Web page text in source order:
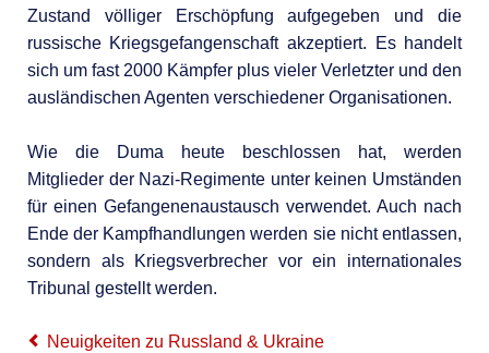
Zustand völliger Erschöpfung aufgegeben und die
russische Kriegsgefangenschaft akzeptiert. Es handelt
sich um fast 2000 Kämpfer plus vieler Verletzter und den
ausländischen Agenten verschiedener Organisationen.
Wie die Duma heute beschlossen hat, werden
Mitglieder der Nazi-Regimente unter keinen Umständen
für einen Gefangenenaustausch verwendet. Auch nach
Ende der Kampfhandlungen werden sie nicht entlassen,
sondern als Kriegsverbrecher vor ein internationales
Tribunal gestellt werden.
Neuigkeiten zu Russland & Ukraine